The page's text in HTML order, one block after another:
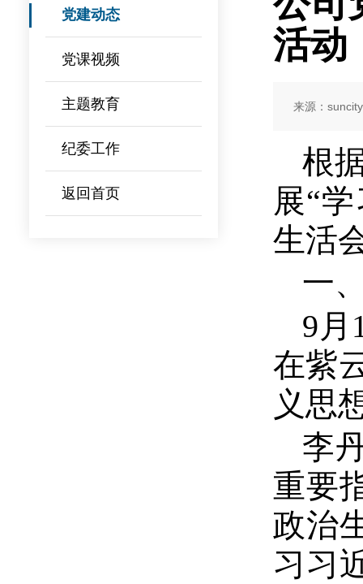
党建动态
党课视频
主题教育
纪委工作
返回首页
活动
来源：
根
展“
生活
一
9月
在紫
义思
李
重要
政治
习习